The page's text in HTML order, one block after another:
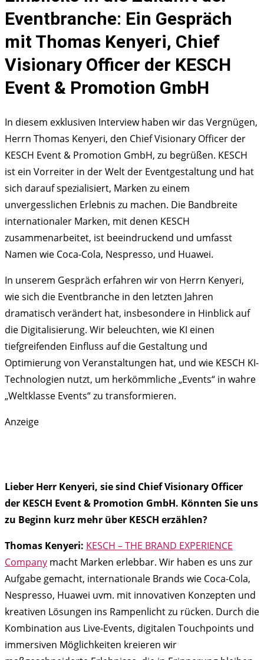
mit
Thomas
Kenyeri
von
KESCH
Event
Promotion
GmbH
Eventbranche: Ein Gespräch
mit Thomas Kenyeri, Chief
Visionary Officer der KESCH
Event & Promotion GmbH
In diesem exklusiven Interview haben wir das Vergnügen,
Herrn Thomas Kenyeri, den Chief Visionary Officer der
KESCH Event & Promotion GmbH, zu begrüßen. KESCH
ist ein Vorreiter in der Welt der Eventgestaltung und hat
sich darauf spezialisiert, Marken zu einem
unvergesslichen Erlebnis zu machen. Die Bandbreite
internationaler Marken, mit denen KESCH
zusammenarbeitet, ist beeindruckend und umfasst
Namen wie Coca-Cola, Nespresso, und Huawei.
In unserem Gespräch erfahren wir von Herrn Kenyeri,
wie sich die Eventbranche in den letzten Jahren
dramatisch verändert hat, insbesondere in Hinblick auf
die Digitalisierung. Wir beleuchten, wie KI einen
tiefgreifenden Einfluss auf die Gestaltung und
Optimierung von Veranstaltungen hat, und wie KESCH KI-
Technologien nutzt, um herkömmliche „Events“ in wahre
„Weltklasse Events“ zu transformieren.
Anzeige
Lieber Herr Kenyeri, sie sind Chief Visionary Officer
der KESCH Event & Promotion GmbH. Könnten Sie uns
zu Beginn kurz mehr über KESCH erzählen?
Thomas Kenyeri: KESCH – THE BRAND EXPERIENCE
Company macht Marken erlebbar. Wir haben es uns zur
Aufgabe gemacht, internationale Brands wie Coca-Cola,
Nespresso, Huawei uvm. mit innovativen Konzepten und
kreativen Lösungen ins Rampenlicht zu rücken. Durch die
Kombination aus Live-Events, digitalen Touchpoints und
immersiven Möglichkeiten kreieren wir